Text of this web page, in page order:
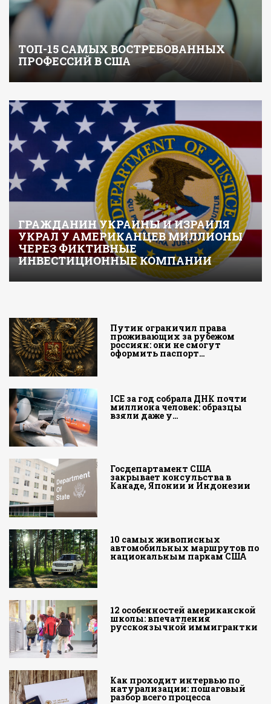
ТОП-15 САМЫХ ВОСТРЕБОВАННЫХ
ПРОФЕССИЙ В США
ГРАЖДАНИН УКРАИНЫ И ИЗРАИЛЯ
УКРАЛ У АМЕРИКАНЦЕВ МИЛЛИОНЫ
ЧЕРЕЗ ФИКТИВНЫЕ
ИНВЕСТИЦИОННЫЕ КОМПАНИИ
Путин ограничил права
проживающих за рубежом
россиян: они не смогут
оформить паспорт…
ICE за год собрала ДНК почти
миллиона человек: образцы
взяли даже у…
Госдепартамент США
закрывает консульства в
Канаде, Японии и Индонезии
10 самых живописных
автомобильных маршрутов по
национальным паркам США
12 особенностей американской
школы: впечатления
русскоязычной иммигрантки
Как проходит интервью по
натурализации: пошаговый
разбор всего процесса